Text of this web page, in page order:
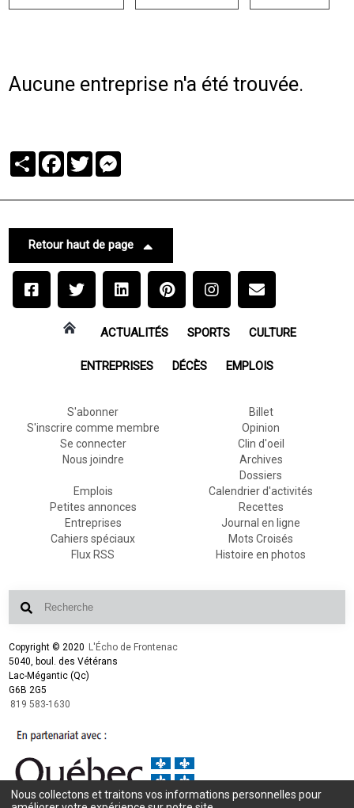
Aucune entreprise n'a été trouvée.
PartagerFacebook
Twitter
Retour haut de page
ACTUALITÉS SPORTS CULTURE
ENTREPRISES DÉCÈS EMPLOIS
S'abonner
S'inscrire comme membre
Se connecter
Nous joindre
Billet
Opinion
Clin d'oeil
Archives
Dossiers
Emplois
Petites annonces
Entreprises
Cahiers spéciaux
Flux RSS
Calendrier d'activités
Recettes
Journal en ligne
Mots Croisés
Histoire en photos
Copyright © 2020 L'Écho de Frontenac
5040, boul. des Vétérans
Lac-Mégantic (Qc)
G6B 2G5
819 583-1630
Nous collectons et traitons vos informations personnelles pour